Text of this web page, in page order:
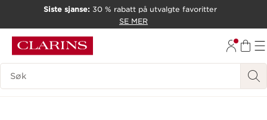
GÅ TIL BUNNTEKST
Siste sjanse: 30 % rabatt på utvalgte favoritter
SE MER
Søk Forklaring